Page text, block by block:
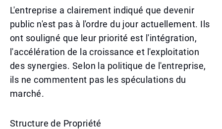
L'entreprise a clairement indiqué que devenir
public n'est pas à l'ordre du jour actuellement. Ils
ont souligné que leur priorité est l'intégration,
l'accélération de la croissance et l'exploitation
des synergies. Selon la politique de l'entreprise,
ils ne commentent pas les spéculations du
marché.
Structure de Propriété